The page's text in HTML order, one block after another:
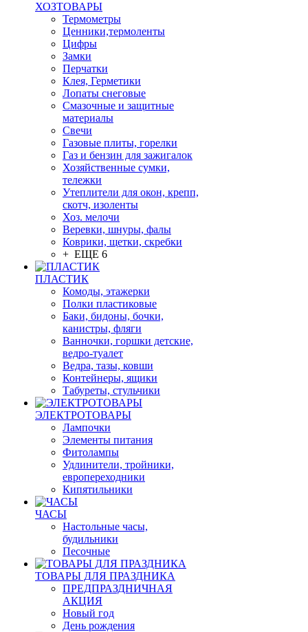
ХОЗТОВАРЫ
Термометры
Ценники,термоленты
Цифры
Замки
Перчатки
Клея, Герметики
Лопаты снеговые
Смазочные и защитные
материалы
Свечи
Газовые плиты, горелки
Газ и бензин для зажигалок
Хозяйственные сумки,
тележки
Утеплители для окон, крепп,
скотч, изоленты
Хоз. мелочи
Веревки, шнуры, фалы
Коврики, щетки, скребки
+ ЕЩЕ 6
ПЛАСТИК
Комоды, этажерки
Полки пластиковые
Баки, бидоны, бочки,
канистры, фляги
Ванночки, горшки детские,
ведро-туалет
Ведра, тазы, ковши
Контейнеры, ящики
Табуреты, стульчики
ЭЛЕКТРОТОВАРЫ
Лампочки
Элементы питания
Фитолампы
Удлинители, тройники,
европереходники
Кипятильники
ЧАСЫ
Настольные часы,
будильники
Песочные
ТОВАРЫ ДЛЯ ПРАЗДНИКА
ПРЕДПРАЗДНИЧНАЯ
АКЦИЯ
Новый год
День рождения